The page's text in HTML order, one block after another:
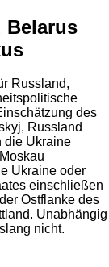
Belarus
Russland,
des
Russland
die Ukraine
Ukraine oder
einschließen
Ostflanke des
Unabhängig
nicht.